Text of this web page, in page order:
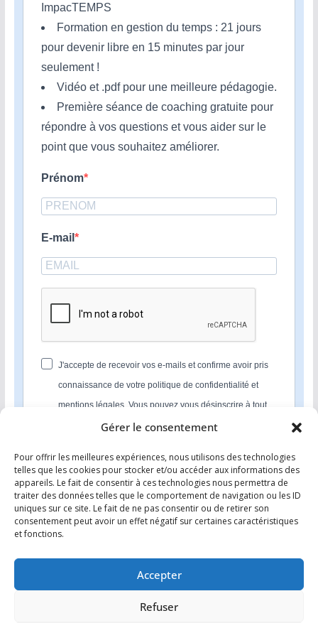
Gérer le consentement
Pour offrir les meilleures expériences, nous utilisons des technologies
telles que les cookies pour stocker et/ou accéder aux informations des
appareils. Le fait de consentir à ces technologies nous permettra de
traiter des données telles que le comportement de navigation ou les ID
uniques sur ce site. Le fait de ne pas consentir ou de retirer son
consentement peut avoir un effet négatif sur certaines caractéristiques
et fonctions.
Accepter
Refuser
ImpacTEMPS
Formation en gestion du temps : 21 jours
pour devenir libre en 15 minutes par jour
seulement !
Vidéo et .pdf pour une meilleure pédagogie.
Première séance de coaching gratuite pour
répondre à vos questions et vous aider sur le
point que vous souhaitez améliorer.
Prénom
E-mail
J'accepte de recevoir vos e-mails et confirme avoir pris
connaissance de votre politique de confidentialité et
mentions légales. Vous pouvez vous désinscrire à tout
moment en cliquant sur le lien présent dans nos emails.
S'INSCRIRE
Nous utilisons Sendinblue en tant que plateforme
marketing. En soumettant ce formulaire, vous
reconnaissez que les informations que vous allez fournir
seront transmises à Sendinblue en sa qualité de